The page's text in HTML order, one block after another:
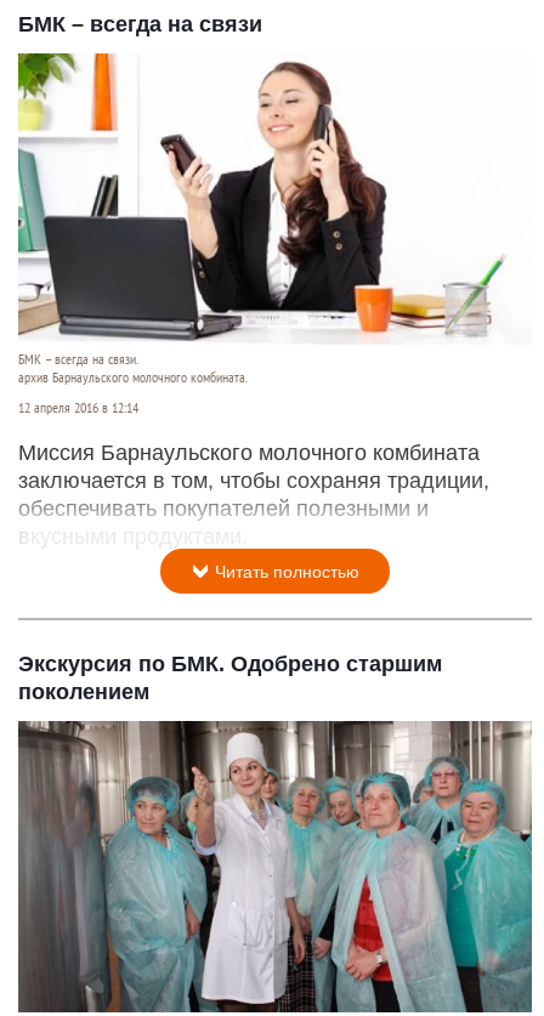
БМК – всегда на связи
БМК – всегда на связи.
архив Барнаульского молочного комбината.
12 апреля 2016 в 12:14
Миссия Барнаульского молочного комбината
заключается в том, чтобы сохраняя традиции,
обеспечивать покупателей полезными и
вкусными продуктами.
Читать полностью
Экскурсия по БМК. Одобрено старшим
поколением